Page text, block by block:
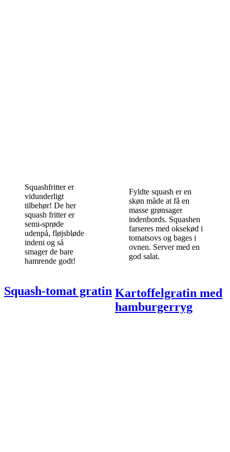
Squashfritter er
vidunderligt
tilbehør! De her
squash fritter er
semi-sprøde
udenpå, fløjsbløde
indeni og så
smager de bare
hamrende godt!
Fyldte squash er en
skøn måde at få en
masse grønsager
indenbords. Squashen
farseres med oksekød i
tomatsovs og bages i
ovnen. Server med en
god salat.
Squash-tomat gratin Kartoffelgratin med
hamburgerryg